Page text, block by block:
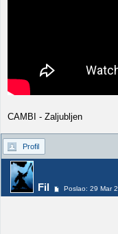
CAMBI - Zaljubljen
Profil
Fil Poslao: 29 Mar